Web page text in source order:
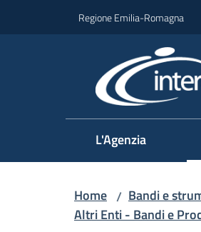
Regione Emilia-Romagna
L'Agenzia
Home / Bandi e
Altri Enti - Bandi e